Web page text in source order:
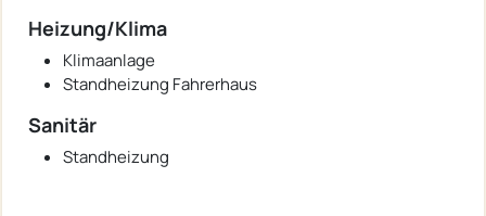
Heizung/Klima
Klimaanlage
Standheizung Fahrerhaus
Sanitär
Standheizung